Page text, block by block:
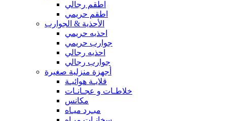
اطقم رجالي
اطقم حريمي
الأحذية & الجوارب
احذيه حريمي
جوارب حريمي
احذيه رجالي
جوارب رجالي
أجهزة منزلية صغيرة
قلايـة هوائيـة
خلاطـات و عجـانـات
مكانس
مبـرد ميـاه